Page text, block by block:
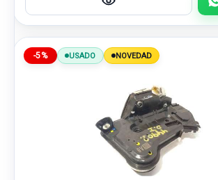
-5% USADO NOVEDAD